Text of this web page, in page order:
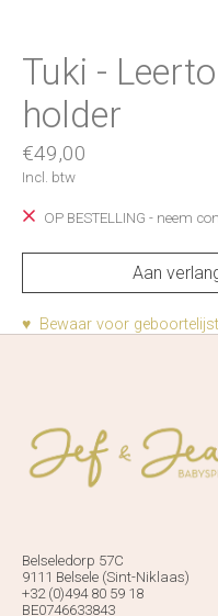
Tuki -
holder
€49,00
Incl. btw
OP BESTELLING - neem
Aan
♥ Bewaar voor geboortelijst
Belseledorp 57C
9111 Belsele (Sint-Niklaas)
+32 (0)494 80 59 18
BE0746633843